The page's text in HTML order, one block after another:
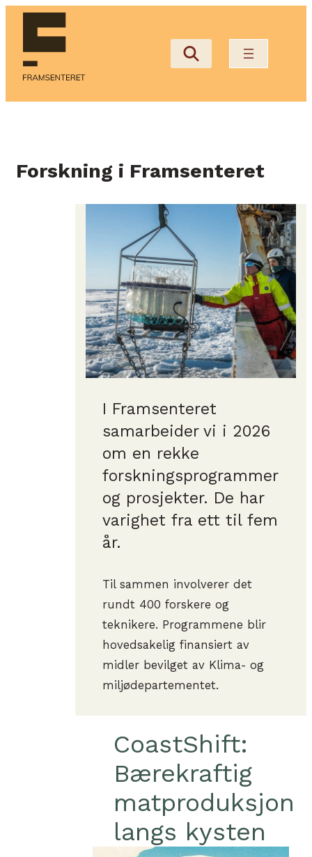
Hopp
innhold
Forskning i Framsenteret
I Framsenteret
samarbeider vi i 2026
om en rekke
forskningsprogrammer
og prosjekter. De har
varighet fra ett til fem
år.
Til sammen involverer det
rundt 400 forskere og
teknikere. Programmene blir
hovedsakelig finansiert av
midler bevilget av Klima- og
miljødepartementet.
CoastShift:
Bærekraftig
matproduksjon
langs kysten